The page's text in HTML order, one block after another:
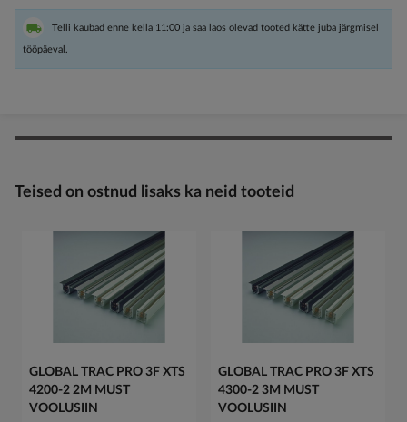
Telli kaubad enne kella 11:00 ja saa laos olevad tooted kätte juba järgmisel
tööpäeval.
Teised on ostnud lisaks ka neid tooteid
GLOBAL TRAC PRO 3F XTS
4200-2 2M MUST
VOOLUSIIN
GLOBAL TRAC PRO 3F XTS
4300-2 3M MUST
VOOLUSIIN